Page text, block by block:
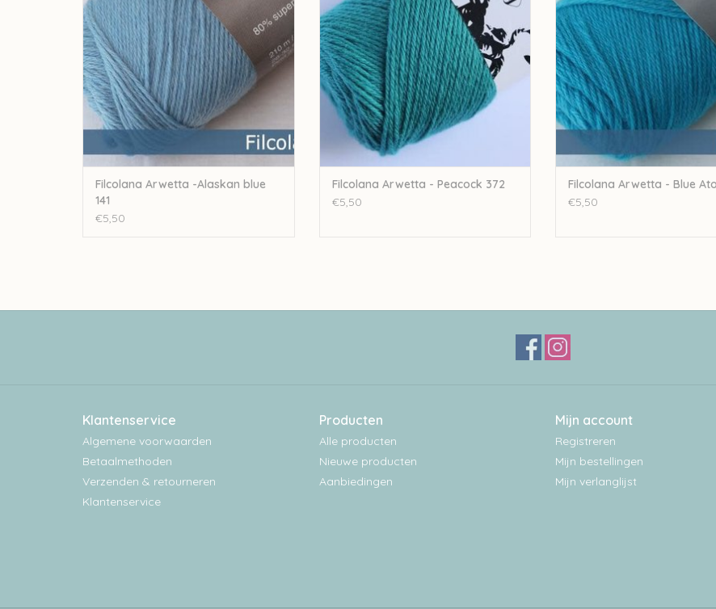
Filcolana Arwetta -Alaskan blue
141
€5,50
Filcolana Arwetta - Peacock 372
€5,50
Filcolana Arwetta - Blue
€5,50
Klantenservice
Algemene voorwaarden
Betaalmethoden
Verzenden & retourneren
Klantenservice
Producten
Alle producten
Nieuwe producten
Aanbiedingen
Mijn account
Registreren
Mijn bestellingen
Mijn verlanglijst